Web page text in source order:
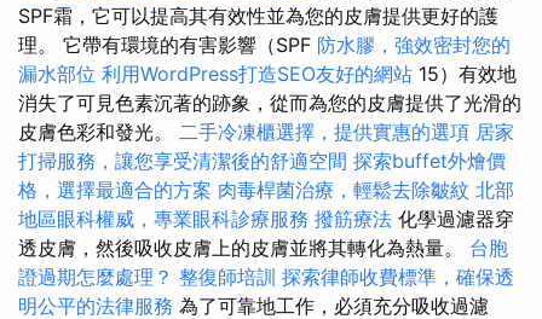
SPF霜，它可以提高其有效性並為您的皮膚提供更好的護
理。 它帶有環境的有害影響（SPF 防水膠，強效密封您的
漏水部位 利用WordPress打造SEO友好的網站 15）有效地
消失了可見色素沉著的跡象，從而為您的皮膚提供了光滑的
皮膚色彩和發光。 二手冷凍櫃選擇，提供實惠的選項 居家
打掃服務，讓您享受清潔後的舒適空間 探索buffet外燴價
格，選擇最適合的方案 肉毒桿菌治療，輕鬆去除皺紋 北部
地區眼科權威，專業眼科診療服務 撥筋療法 化學過濾器穿
透皮膚，然後吸收皮膚上的皮膚並將其轉化為熱量。 台胞
證過期怎麼處理？ 整復師培訓 探索律師收費標準，確保透
明公平的法律服務 為了可靠地工作，必須充分吸收過濾